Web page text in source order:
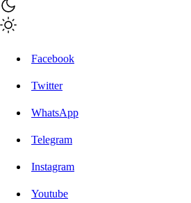
Facebook
Twitter
WhatsApp
Telegram
Instagram
Youtube